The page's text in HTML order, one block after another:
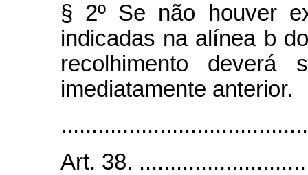
§ 2º Se não houver
indicadas na alínea b
recolhimento
imediatamente anterior.
Art. 38.